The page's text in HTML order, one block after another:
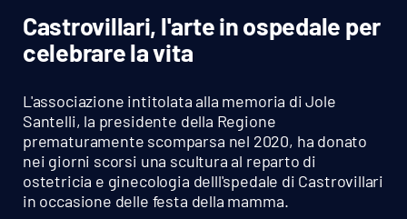
Italia Mondo
Sport
Cultura
Podcast
Castrovillari, l'arte in ospedale per
celebrare la vita
L'associazione intitolata alla memoria di Jole
Santelli, la presidente della Regione
prematuramente scomparsa nel 2020, ha donato
nei giorni scorsi una scultura al reparto di
ostetricia e ginecologia delll'spedale di Castrovillari
in occasione delle festa della mamma.